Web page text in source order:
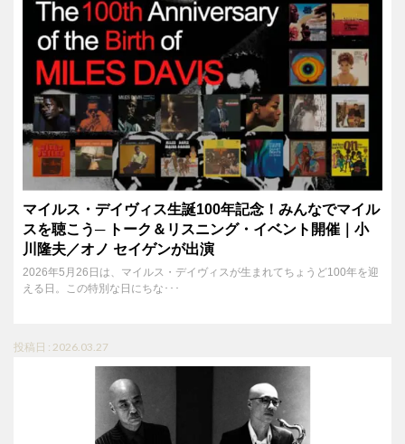
マイルス・デイヴィス生誕100年記念！みんなでマイル
スを聴こう─ トーク＆リスニング・イベント開催｜小
川隆夫／オノ セイゲンが出演
2026年5月26日は、マイルス・デイヴィスが生まれてちょうど100年を迎
える日。この特別な日にちな･･･
投稿日 : 2026.03.27